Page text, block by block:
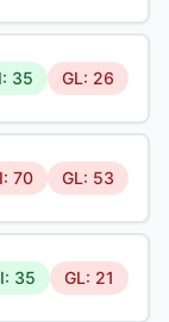
35 GL: 26
70 GL: 53
35 GL: 21